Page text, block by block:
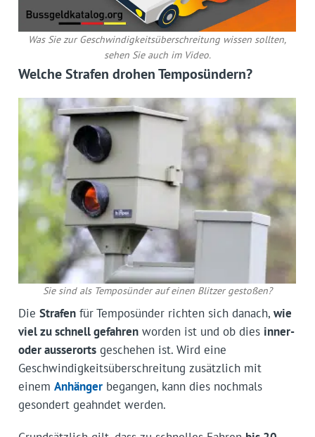
Was Sie zur Geschwindigkeitsüberschreitung wissen sollten,
sehen Sie auch im Video.
Welche Strafen drohen Temposündern?
Sie sind als Temposünder auf einen Blitzer gestoßen?
Die Strafenfür Temposünder richten sich danach, wie
viel zu schnell gefahrenworden ist und ob dies inner-
oder ausserortsgeschehen ist. Wird eine
Geschwindigkeitsüberschreitung zusätzlich mit
einem Anhängerbegangen, kann dies nochmals
gesondert geahndet werden.